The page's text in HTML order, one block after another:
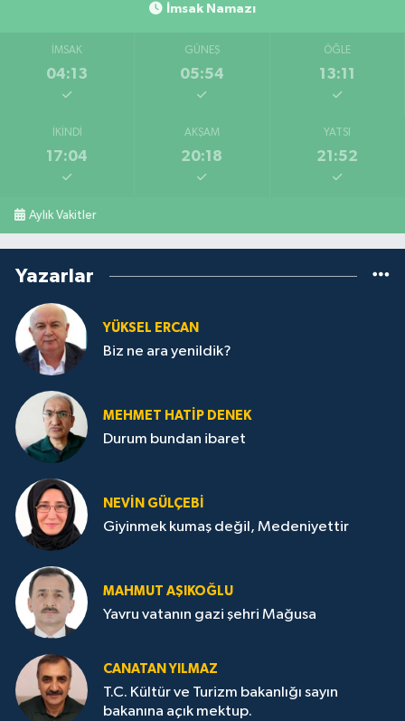
İmsak Namazı
İMSAK
04:13
GÜNEŞ
05:54
ÖĞLE
13:11
İKINDI
17:04
AKŞAM
20:18
YATSI
21:52
Aylık Vakitler
Yazarlar
YÜKSEL ERCAN
Biz ne ara yenildik?
MEHMET HATİP DENEK
Durum bundan ibaret
NEVİN GÜLÇEBİ
Giyinmek kumaş değil, Medeniyettir
MAHMUT AŞIKOĞLU
Yavru vatanın gazi şehri Mağusa
CANATAN YILMAZ
T.C. Kültür ve Turizm bakanlığı sayın
bakanına açık mektup.